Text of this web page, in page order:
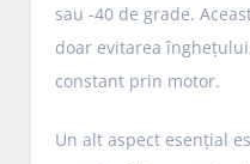
sau -40 de grade.
doar evitarea
constant prin motor.
Un alt aspect esențial